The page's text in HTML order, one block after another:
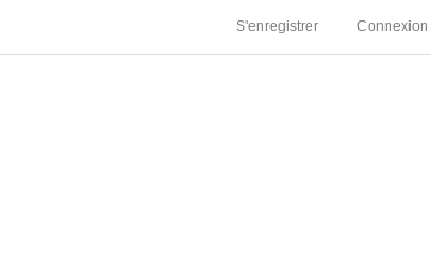
S'enregistrer Connexion